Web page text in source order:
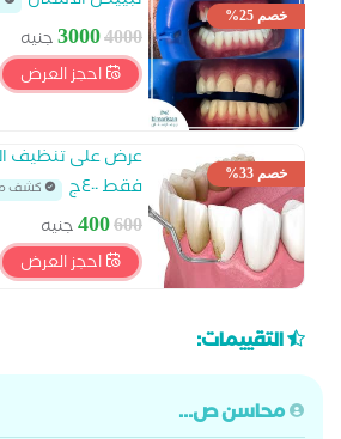
خصم 25%
4000
3000 جنيه
احجز العرض
خصم 33%
عرض على تنظيف
فقط ٤٠٠ج
كشف
600
400 جنيه
احجز العرض
التقييمات:
محاسن ص...